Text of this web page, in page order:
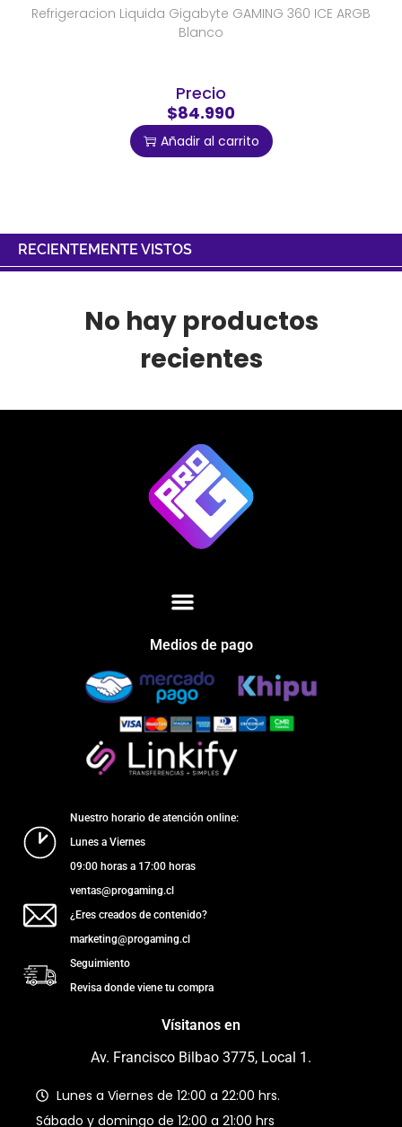
Refrigeracion Liquida Gigabyte GAMING 360 ICE ARGB
Blanco
Precio
$84.990
Añadir al carrito
RECIENTEMENTE VISTOS
No hay productos
recientes
Medios de pago
Nuestro horario de atención online:
Lunes a Viernes
09:00 horas a 17:00 horas
ventas@progaming.cl
¿Eres creados de contenido?
marketing@progaming.cl
Seguimiento
Revisa donde viene tu compra
Vísitanos en
Av. Francisco Bilbao 3775, Local 1.
Lunes a Viernes de 12:00 a 22:00 hrs.
Sábado y domingo de 12:00 a 21:00 hrs